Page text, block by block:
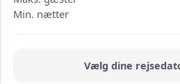
Min. nætter
Vælg dine